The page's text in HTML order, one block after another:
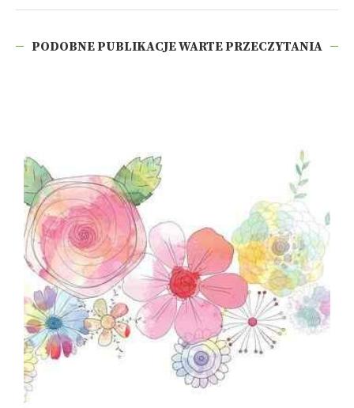
PODOBNE PUBLIKACJE WARTE PRZECZYTANIA